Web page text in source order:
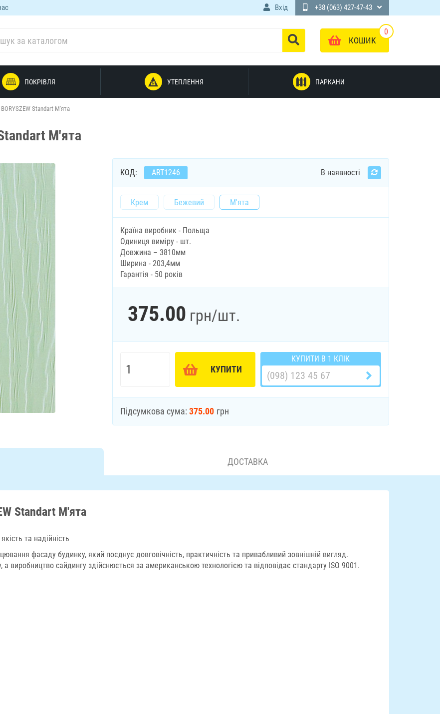
Вхід +38 (063) 427-47-43
0
КОШИК
ПОКРІВЛЯ УТЕПЛЕННЯ ПАРКАНИ
Standart М'ята
М'ята
КОД: ART1246 В наявності
Крем Бежевий М'ята
Країна виробник - Польща
Одиниця виміру - шт.
Довжина – 3810мм
Ширина - 203,4мм
Гарантія - 50 років
375.00 грн/шт.
КУПИТИ
КУПИТИ В 1 КЛІК
Підсумкова сума: 375.00 грн
ДОСТАВКА
Standart М'ята
та надійність
фасаду будинку, який поєднує довговічність, практичність та привабливий зовнішній вигляд.
виробництво сайдингу здійснюється за американською технологією та відповідає стандарту ISO 9001.